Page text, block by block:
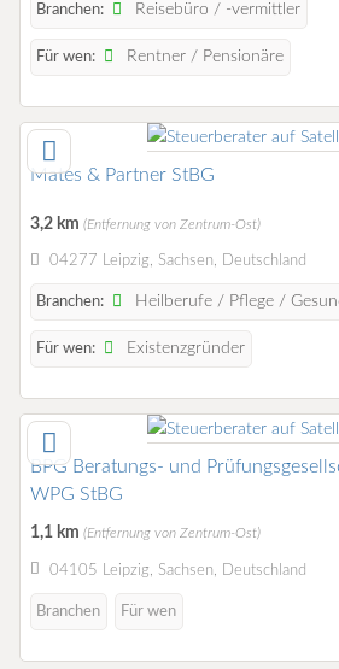
Branchen: Reisebüro / -vermittler
Für wen: Rentner / Pensionäre
Mates & Partner StBG
3,2 km (Entfernung von Zentrum-Ost)
04277 Leipzig, Sachsen, Deutschland
Branchen: Heilberufe / Pflege /
Für wen: Existenzgründer
BPG Beratungs- und
WPG StBG
1,1 km (Entfernung von Zentrum-Ost)
04105 Leipzig, Sachsen, Deutschland
Branchen Für wen